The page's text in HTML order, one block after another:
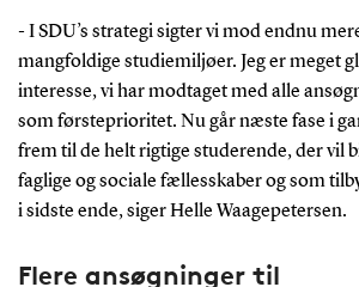
- I SDU’s strategi sigter vi mod endnu
mangfoldige studiemiljøer. Jeg er meget
interesse, vi har modtaget med alle
som førsteprioritet. Nu går næste fase i
frem til de helt rigtige studerende, der vil
faglige og sociale fællesskaber og som
i sidste ende, siger Helle Waagepetersen.
Flere ansøgninger til